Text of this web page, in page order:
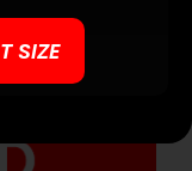
SIZE